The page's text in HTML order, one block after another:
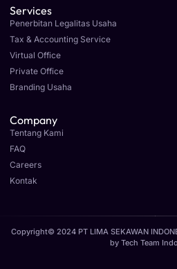
Services
Penerbitan Legalitas Usaha
Tax & Accounting Service
Virtual Office
Private Office
Branding Usaha
Company
Tentang Kami
FAQ
Careers
Kontak
Copyright© 2024 PT LIMA SEKAWAN
by Tech Team